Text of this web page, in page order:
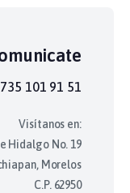
101 91 51
Visítanos en:
Hidalgo No. 19
Morelos
C.P. 62950